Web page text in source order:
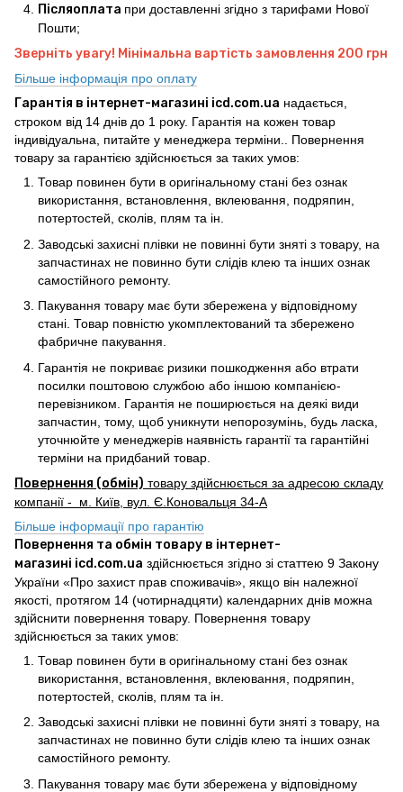
Післяоплата при доставленні згідно з тарифами Нової
Пошти;
Зверніть увагу! Мінімальна вартість замовлення 200 грн
Більше інформація про оплату
Гарантія в інтернет-магазині icd.com.ua надається,
строком від 14 днів до 1 року. Гарантія на кожен товар
індивідуальна, питайте у менеджера терміни.. Повернення
товару за гарантією здійснюється за таких умов:
Товар повинен бути в оригінальному стані без ознак
використання, встановлення, вклеювання, подряпин,
потертостей, сколів, плям та ін.
Заводські захисні плівки не повинні бути зняті з товару, на
запчастинах не повинно бути слідів клею та інших ознак
самостійного ремонту.
Пакування товару має бути збережена у відповідному
стані. Товар повністю укомплектований та збережено
фабричне пакування.
Гарантія не покриває ризики пошкодження або втрати
посилки поштовою службою або іншою компанією-
перевізником. Гарантія не поширюється на деякі види
запчастин, тому, щоб уникнути непорозумінь, будь ласка,
уточнюйте у менеджерів наявність гарантії та гарантійні
терміни на придбаний товар.
Повернення (обмін) товару здійснюється за адресою складу
компанії - м. Київ, вул. Є.Коновальця 34-А
Більше інформації про гарантію
Повернення та обмін товару в інтернет-
магазині icd.com.ua здійснюється згідно зі статтею 9 Закону
України «Про захист прав споживачів», якщо він належної
якості, протягом 14 (чотирнадцяти) календарних днів можна
здійснити повернення товару. Повернення товару
здійснюється за таких умов:
Товар повинен бути в оригінальному стані без ознак
використання, встановлення, вклеювання, подряпин,
потертостей, сколів, плям та ін.
Заводські захисні плівки не повинні бути зняті з товару, на
запчастинах не повинно бути слідів клею та інших ознак
самостійного ремонту.
Пакування товару має бути збережена у відповідному